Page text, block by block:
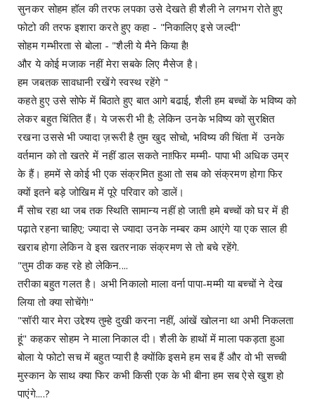
सुनकर सोहम हॉल की तरफ लपका उसे देखते ही शैली ने लगभग रोते हुए
फोटो की तरफ इशारा करते हुए कहा - "निकालिए इसे जल्दी"
सोहम गम्भीरता से बोला - "शैली ये मैने किया है!
और ये कोई मजाक नहीं मेरा सबके लिए मैसेज है।
हम जबतक सावधानी रखेंगे स्वस्थ रहेंगे "
कहते हुए उसे सोफे में बिठाते हुए बात आगे बढाई, शैली हम बच्चों के भविष्य को
लेकर बहुत चिंतित हैं। ये जरूरी भी है; लेकिन उनके भविष्य को सुरक्षित
रखना उससे भी ज्यादा ज़रूरी है तुम खुद सोचो, भविष्य की चिंता में उनके
वर्तमान को तो खतरे में नहीं डाल सकते ना!फिर मम्मी- पापा भी अधिक उम्र
के हैं। हममें से कोई भी एक संक्रमित हुआ तो सब को संक्रमण होगा फिर
क्यों इतने बड़े जोखिम में पूरे परिवार को डालें।
मैं सोच रहा था जब तक स्थिति सामान्य नहीं हो जाती हमे बच्चों को घर में ही
पढ़ाते रहना चाहिए; ज्यादा से ज्यादा उनके नम्बर कम आएंगे या एक साल ही
खराब होगा लेकिन वे इस खतरनाक संक्रमण से तो बचे रहेंगे.
"तुम ठीक कह रहे हो लेकिन....
तरीका बहुत गलत है। अभी निकालो माला वर्ना पापा-मम्मी या बच्चों ने देख
लिया तो क्या सोचेंगे!"
"सॉरी यार मेरा उद्देश्य तुम्हे दुखी करना नहीं, आंखें खोलना था अभी निकलता
हूं" कहकर सोहम ने माला निकाल दी। शैली के हाथों में माला पकड़ता हुआ
बोला ये फोटो सच में बहुत प्यारी है क्योंकि इसमे हम सब हैं और वो भी सच्ची
मुस्कान के साथ क्या फिर कभी किसी एक के भी बीना हम सब ऐसे खुश हो
पाएंगे....?